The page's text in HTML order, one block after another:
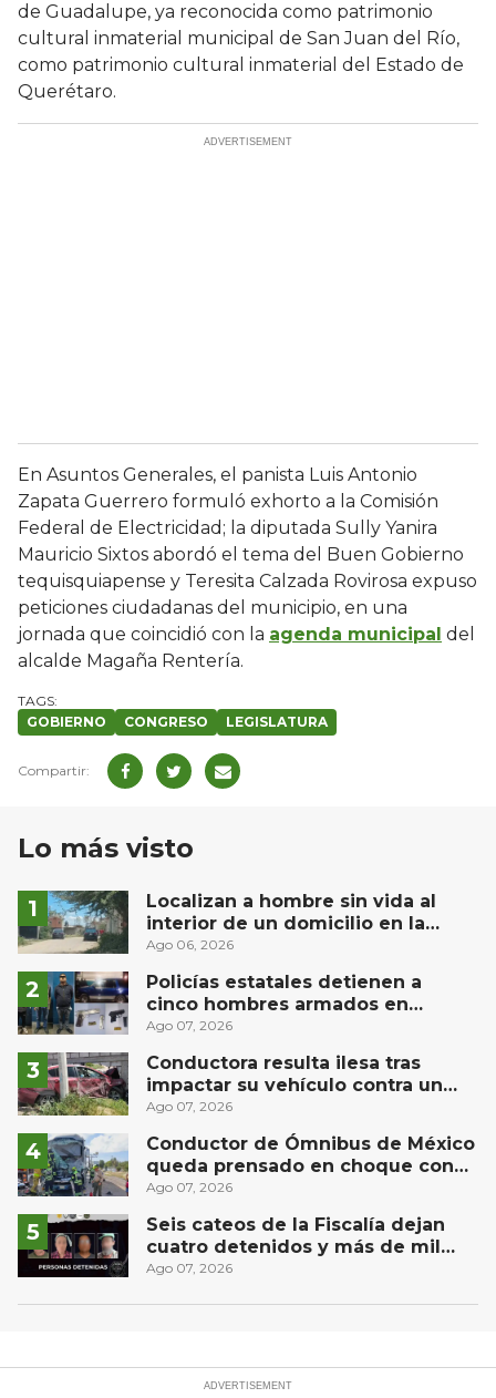
de Guadalupe, ya reconocida como patrimonio
cultural inmaterial municipal de San Juan del Río,
como patrimonio cultural inmaterial del Estado de
Querétaro.
En Asuntos Generales, el panista Luis Antonio
Zapata Guerrero formuló exhorto a la Comisión
Federal de Electricidad; la diputada Sully Yanira
Mauricio Sixtos abordó el tema del Buen Gobierno
tequisquiapense y Teresita Calzada Rovirosa expuso
peticiones ciudadanas del municipio, en una
jornada que coincidió con la agenda municipal del
alcalde Magaña Rentería.
GOBIERNO CONGRESO LEGISLATURA
Lo más visto
Localizan a hombre sin vida al
interior de un domicilio en la
comunidad El Rodeo, San Juan del
Ago 06, 2026
Policías estatales detienen a
cinco hombres armados en
Puebla capital
Ago 07, 2026
Conductora resulta ilesa tras
impactar su vehículo contra un
muro en Huimilpan
Ago 07, 2026
Conductor de Ómnibus de México
queda prensado en choque con
materialista en San Juan del Río
Ago 07, 2026
Seis cateos de la Fiscalía dejan
cuatro detenidos y más de mil
dosis aseguradas en Querétaro
Ago 07, 2026